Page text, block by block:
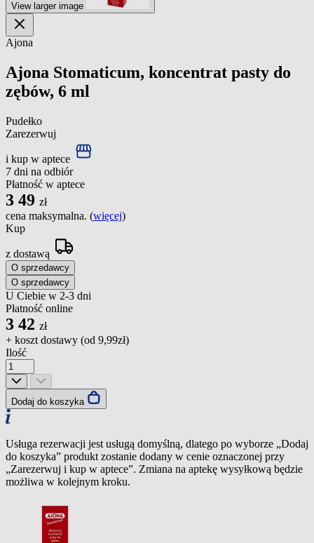
View larger image
Ajona
Ajona Stomaticum, koncentrat pasty do
zębów, 6 ml
Pudełko
Zarezerwuj
i kup w aptece
7 dni na odbiór
Płatność w aptece
3 49 zł
cena maksymalna. (więcej)
Kup
z dostawą
O sprzedawcy
O sprzedawcy
U Ciebie w 2-3 dni
Płatność online
3 42 zł
+ koszt dostawy (od 9,99zł)
Ilość
Dodaj do koszyka
Usługa rezerwacji jest usługą domyślną, dlatego po wyborze „Dodaj
do koszyka” produkt zostanie dodany w cenie oznaczonej przy
„Zarezerwuj i kup w aptece”. Zmiana na aptekę wysyłkową będzie
możliwa w kolejnym kroku.